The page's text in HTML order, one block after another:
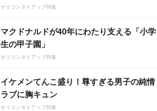
オリコンタイアップ特集
マクドナルドが40年にわたり支える「小学
生の甲子園」
オリコンタイアップ特集
イケメンてんこ盛り！尊すぎる男子の純情
ラブに胸キュン
オリコンタイアップ特集